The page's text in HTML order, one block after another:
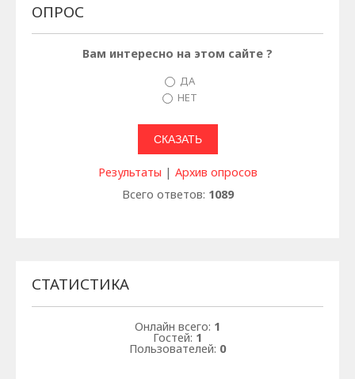
ОПРОС
Вам интересно на этом сайте ?
ДА
НЕТ
Результаты | Архив опросов
Всего ответов: 1089
СТАТИСТИКА
Онлайн всего: 1
Гостей: 1
Пользователей: 0